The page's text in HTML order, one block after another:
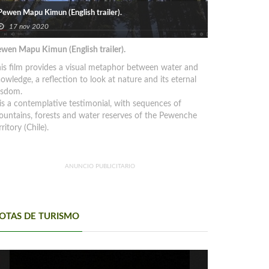
Mapu Kimun (English trailer).
17 nov 2020
Mapu Kimun (English trailer).
film provides a visual metaphor between water and
a reflection to look at nature and its eternal
a contemplative testimonial, with sequences of
forests and water reserves of the Pewenche
(Chile).
ANUNCIO PUBLICITARIO
DE TURISMO